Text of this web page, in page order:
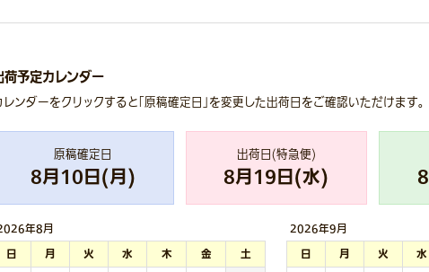
荷予定カレンダー
レンダーをクリックすると「原稿確定日」を変更した出荷日をご確認いただけます。
原稿確定日
8月10日(月)
出荷日(特急便)
8月19日(水) 8
年8月
日 月 火 水 木 金
土
2026年9月
日 月 火 水